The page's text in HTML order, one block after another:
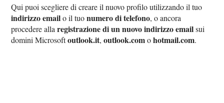
Qui puoi scegliere di creare il nuovo profilo utilizzando il tuo
indirizzo emailo il tuonumero di telefono, o ancora
procedere allaregistrazione di un nuovo indirizzo emailsui
domini Microsoftoutlook.it,outlook.comohotmail.com.